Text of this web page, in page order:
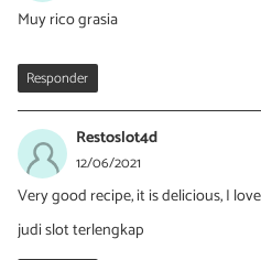
Muy rico grasia
Responder
Restoslot4d
12/06/2021
Very good recipe, it is delicious, I
judi slot terlengkap